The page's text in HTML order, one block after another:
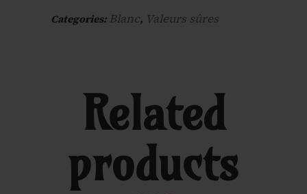
Categories: Blanc, Valeurs sûres
Related
products